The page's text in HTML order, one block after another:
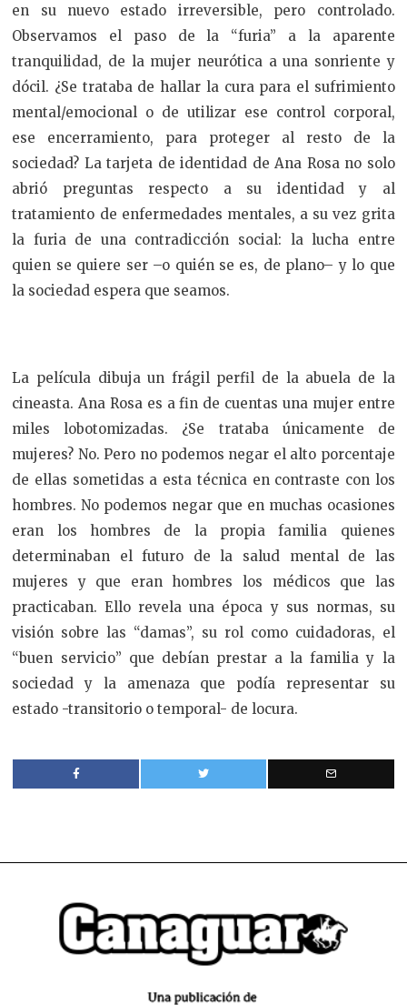
en su nuevo estado irreversible, pero controlado.
Observamos el paso de la “furia” a la aparente
tranquilidad, de la mujer neurótica a una sonriente y
dócil. ¿Se trataba de hallar la cura para el sufrimiento
mental/emocional o de utilizar ese control corporal,
ese encerramiento, para proteger al resto de la
sociedad? La tarjeta de identidad de Ana Rosa no solo
abrió preguntas respecto a su identidad y al
tratamiento de enfermedades mentales, a su vez grita
la furia de una contradicción social: la lucha entre
quien se quiere ser –o quién se es, de plano– y lo que
la sociedad espera que seamos.
La película dibuja un frágil perfil de la abuela de la
cineasta. Ana Rosa es a fin de cuentas una mujer entre
miles lobotomizadas. ¿Se trataba únicamente de
mujeres? No. Pero no podemos negar el alto porcentaje
de ellas sometidas a esta técnica en contraste con los
hombres. No podemos negar que en muchas ocasiones
eran los hombres de la propia familia quienes
determinaban el futuro de la salud mental de las
mujeres y que eran hombres los médicos que las
practicaban. Ello revela una época y sus normas, su
visión sobre las “damas”, su rol como cuidadoras, el
“buen servicio” que debían prestar a la familia y la
sociedad y la amenaza que podía representar su
estado -transitorio o temporal- de locura.